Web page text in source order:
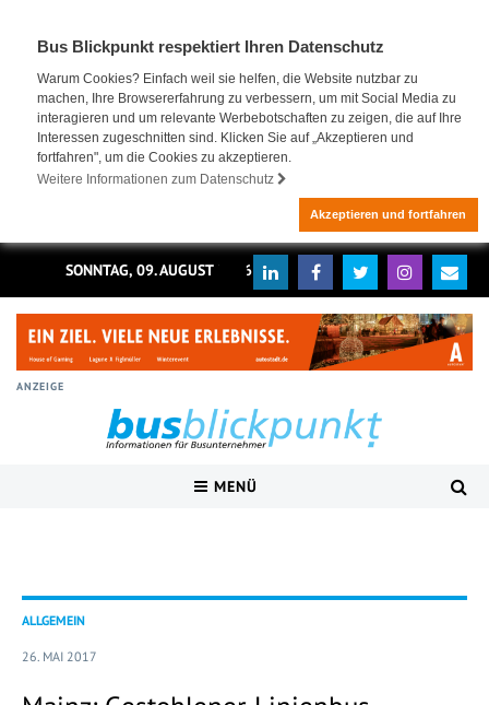
Bus Blickpunkt respektiert Ihren Datenschutz
Warum Cookies? Einfach weil sie helfen, die Website nutzbar zu
machen, Ihre Browsererfahrung zu verbessern, um mit Social Media zu
interagieren und um relevante Werbebotschaften zu zeigen, die auf Ihre
Interessen zugeschnitten sind. Klicken Sie auf „Akzeptieren und
fortfahren", um die Cookies zu akzeptieren.
Weitere Informationen zum Datenschutz
Akzeptieren und fortfahren
SONNTAG, 09. AUGUST 2026
ANZEIGE
MENÜ
ALLGEMEIN
26. MAI 2017